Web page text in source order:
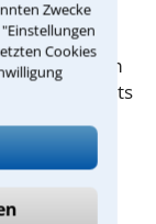
Zwecke
Cookies
2 Raten
dass eine
unwirksam
eines Anwalts